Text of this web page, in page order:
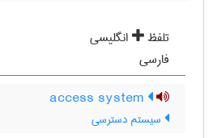
تلفظ
انگلیسی
فارسی
سیستم دسترسی